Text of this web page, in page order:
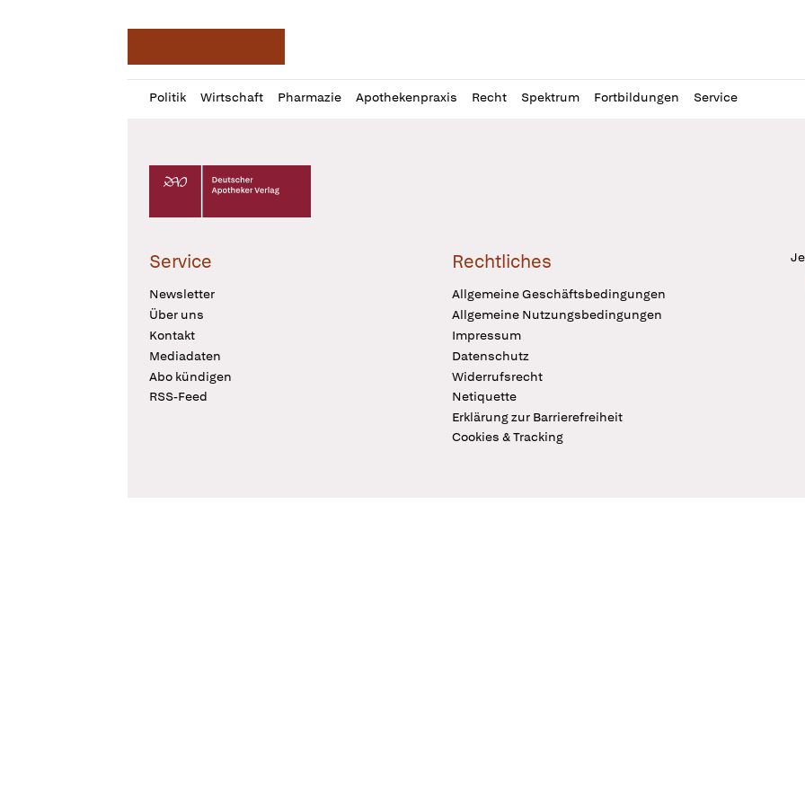
Politik Wirtschaft Pharmazie Apothekenpraxis Recht Spektrum Fortbildungen Service
Profil
öffnen
Daz
Pur
Deutscher Apotheker Verlag Logo
Service
Newsletter
Über uns
Kontakt
Mediadaten
Abo kündigen
RSS-Feed
Rechtliches
Allgemeine Geschäftsbedingungen
Allgemeine Nutzungsbedingungen
Impressum
Datenschutz
Widerrufsrecht
Netiquette
Erklärung zur Barrierefreiheit
Cookies & Tracking